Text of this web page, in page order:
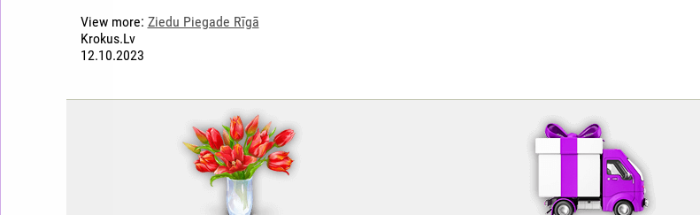
View more: Ziedu Piegade Rīgā
Krokus.Lv
12.10.2023